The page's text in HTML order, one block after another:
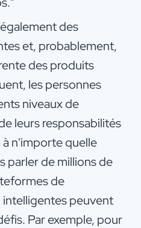
des
et, probablement,
des produits
les personnes
niveaux de
leurs responsabilités
n'importe quelle
parler de millions de
de
peuvent
Par exemple, pour